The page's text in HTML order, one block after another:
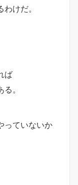
けだ。
ば
。
っていないか